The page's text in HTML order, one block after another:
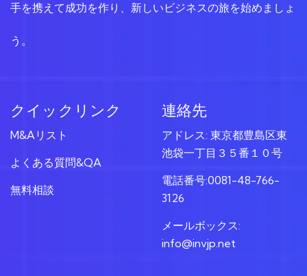
手を携えて成功を作り、新しいビジネスの旅を始めましょ
う。
クイックリンク
M&Aリスト
よくある質問&QA
無料相談
連絡先
アドレス: 東京都豊島区東
池袋一丁目３５番１０号
電話番号:0081-48-766-
3126
メールボックス:
info@invjp.net